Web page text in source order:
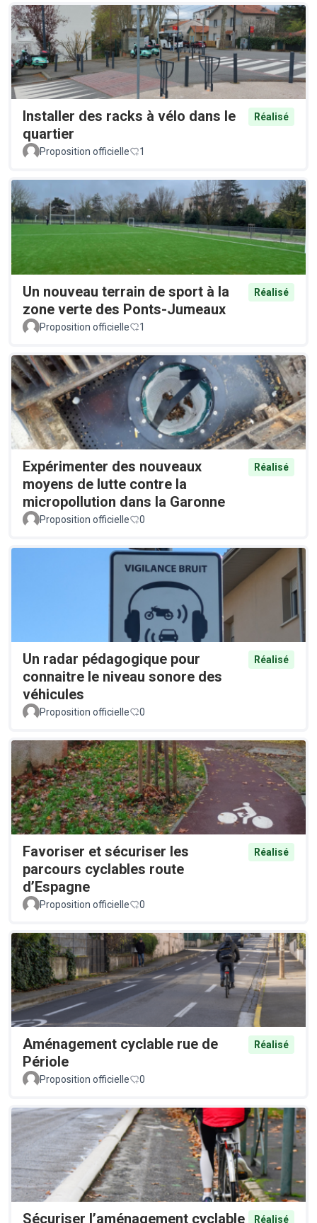
Installer des racks à vélo dans le
quartier
Réalisé
Proposition officielle 1
Un nouveau terrain de sport à la
zone verte des Ponts-Jumeaux
Réalisé
Proposition officielle 1
Expérimenter des nouveaux
moyens de lutte contre la
micropollution dans la Garonne
Réalisé
Proposition officielle 0
Un radar pédagogique pour
connaitre le niveau sonore des
véhicules
Réalisé
Proposition officielle 0
Favoriser et sécuriser les
parcours cyclables route
d’Espagne
Réalisé
Proposition officielle 0
Aménagement cyclable rue de
Périole
Réalisé
Proposition officielle 0
Sécuriser l’aménagement cyclable Réalisé